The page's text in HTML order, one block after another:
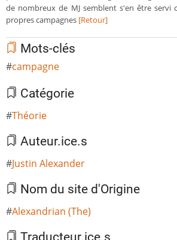
de nombreux de MJ semblent s'en être servi
propres campagnes [Retour]
Mots-clés
campagne
Catégorie
Théorie
Auteur.ice.s
Justin Alexander
Nom du site d'Origine
Alexandrian (The)
Traducteur.ice.s